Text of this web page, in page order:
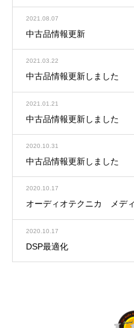
2021.08.07
中古品情報更新
2021.03.22
中古品情報更新しました
2021.01.21
中古品情報更新しました
2020.10.31
中古品情報更新しました
2020.10.17
オーディオテクニカ メデ
2020.10.17
DSP最適化